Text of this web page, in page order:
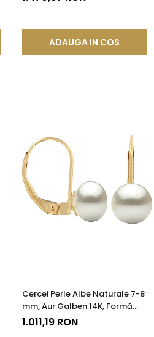
KASKADDA®
ADAUGA IN COS
Cercei Perle Albe Naturale 7-8
mm, Aur Galben 14K, Formă
Buton, Tortiță Închisă |
KASKADDA®
1.011,19 RON